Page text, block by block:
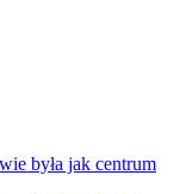
była jak centrum